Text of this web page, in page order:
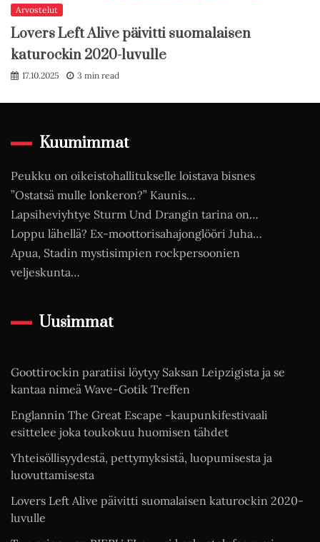
Arvostelut
Lovers Left Alive päivitti suomalaisen
katurockin 2020-luvulle
17.10.2025 3 min read
Kuumimmat
Peukku on oikeistohallitukselle loistava bisnes
”Ostatsä mulle lonkeron?” Kaunis…
Lapsiheviyhtye Sturm Und Drangin tarina on…
Loppu lähellä? Ex-moottorisahajonglööri Juha…
Apua, Stadin mystisimpien rockpersoonien
veljeskunta…
Uusimmat
Goottirockin paratiisi löytyy Saksan Leipzigista ja se
kantaa nimeä Wave-Gotik Treffen
Englannin The Great Escape -kaupunkifestivaali
esittelee joka toukokuu huomisen tähdet
Yhteisöllisyydestä, pettymyksistä, luopumisesta ja
luovuttamisesta
Lovers Left Alive päivitti suomalaisen katurockin 2020-
luvulle